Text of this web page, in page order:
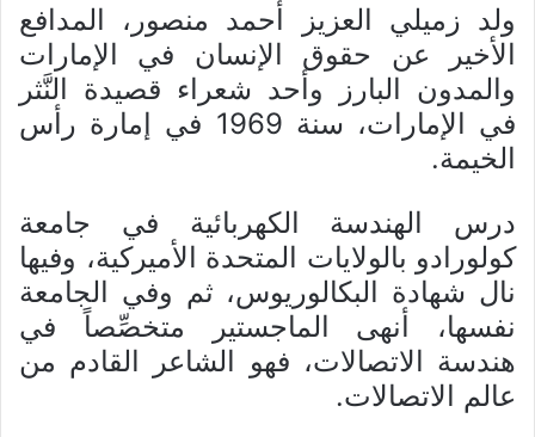
ولد زميلي العزيز أحمد منصور، المدافع
الأخير عن حقوق الإنسان في الإمارات
والمدون البارز وأحد شعراء قصيدة النَّثر
في الإمارات، سنة 1969 في إمارة رأس
الخيمة.
درس الهندسة الكهربائية في جامعة
كولورادو بالولايات المتحدة الأميركية، وفيها
نال شهادة البكالوريوس، ثم وفي الجامعة
نفسها، أنهى الماجستير متخصِّصاً في
هندسة الاتصالات، فهو الشاعر القادم من
عالم الاتصالات.